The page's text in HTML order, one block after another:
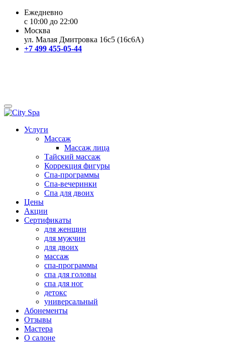
Ежедневно
с 10:00 до 22:00
Москва
ул. Малая Дмитровка 16с5 (16с6А)
+7 499 455-05-44
Услуги
Массаж
Массаж лица
Тайский массаж
Коррекция фигуры
Спа-программы
Спа-вечеринки
Спа для двоих
Цены
Акции
Сертификаты
для женщин
для мужчин
для двоих
массаж
спа-программы
спа для головы
спа для ног
детокс
универсальный
Абонементы
Отзывы
Мастера
О салоне